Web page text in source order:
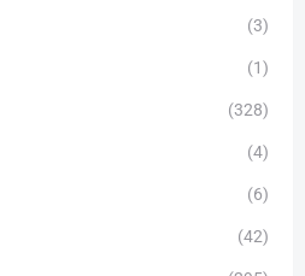
(3)
(1)
(328)
(4)
(6)
(42)